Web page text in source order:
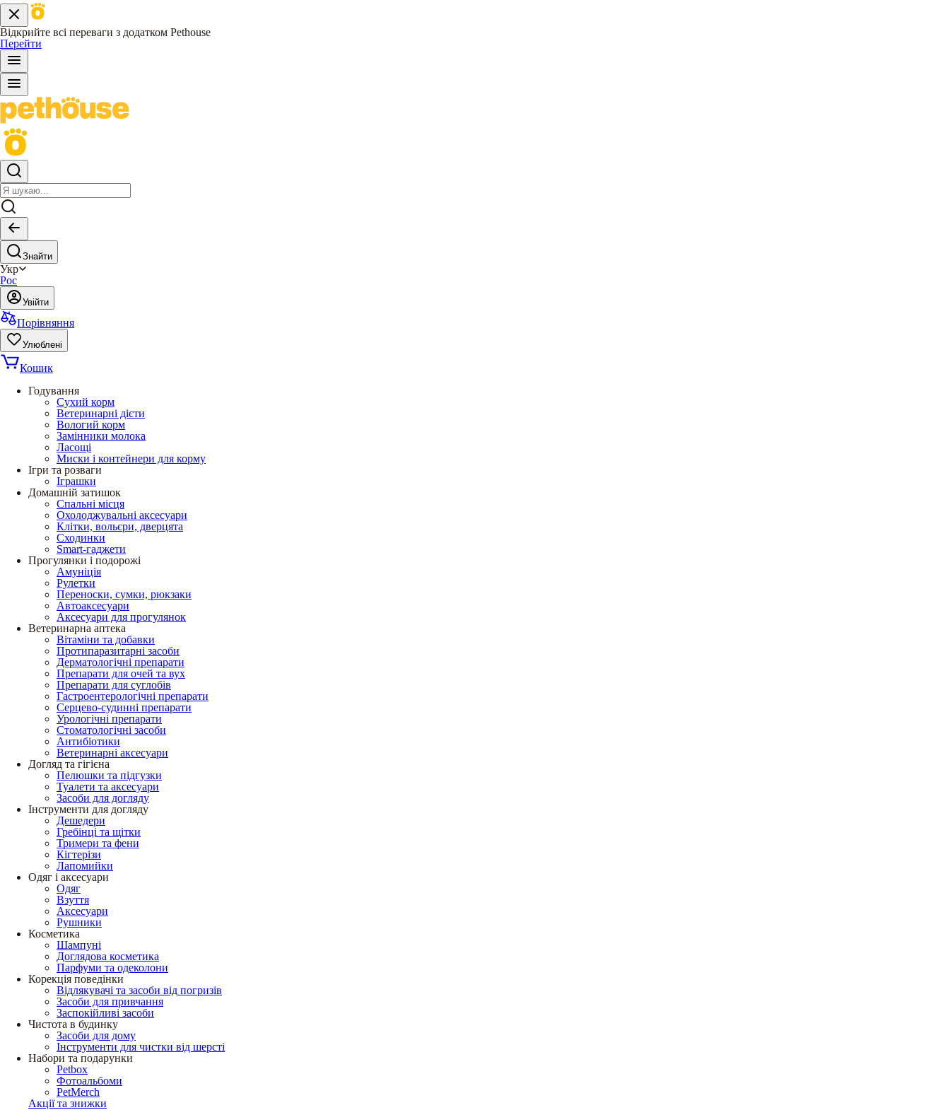
Відкрийте всі переваги з додатком Pethouse
Перейти
Знайти
Укр
Рос
Увійти
Порівняння
Улюблені
Кошик
Годування
Сухий корм
Ветеринарні дієти
Вологий корм
Замінники молока
Ласощі
Миски і контейнери для корму
Ігри та розваги
Іграшки
Домашній затишок
Спальні місця
Охолоджувальні аксесуари
Клітки, вольєри, дверцята
Сходинки
Smart-гаджети
Прогулянки і подорожі
Амуніція
Рулетки
Переноски, сумки, рюкзаки
Автоаксесуари
Аксесуари для прогулянок
Ветеринарна аптека
Вітаміни та добавки
Протипаразитарні засоби
Дерматологічні препарати
Препарати для очей та вух
Препарати для суглобів
Гастроентерологічні препарати
Серцево-судинні препарати
Урологічні препарати
Стоматологічні засоби
Антибіотики
Ветеринарні аксесуари
Догляд та гігієна
Пелюшки та підгузки
Туалети та аксесуари
Засоби для догляду
Інструменти для догляду
Дешедери
Гребінці та щітки
Тримери та фени
Кігтерізи
Лапомийки
Одяг і аксесуари
Одяг
Взуття
Аксесуари
Рушники
Косметика
Шампуні
Доглядова косметика
Парфуми та одеколони
Корекція поведінки
Відлякувачі та засоби від погризів
Засоби для привчання
Заспокійливі засоби
Чистота в будинку
Засоби для дому
Інструменти для чистки від шерсті
Набори та подарунки
Petbox
Фотоальбоми
PetMerch
Акції та знижки